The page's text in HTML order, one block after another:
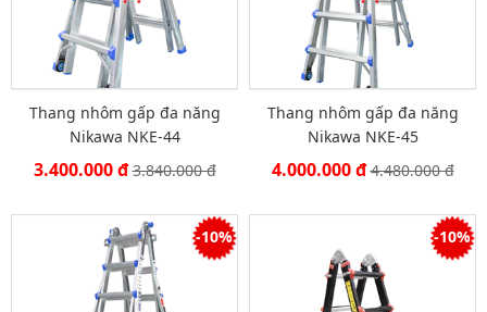
cách
Thang nhôm gấp đa năng
Nikawa NKE-44
3.400.000 đ3.840.000 đ
Thang nhôm gấp đa năng
Nikawa NKE-45
4.000.000 đ4.480.000 đ
-10% -10%